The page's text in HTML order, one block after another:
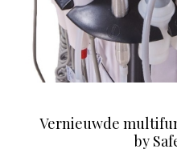
Vernieuwde
by